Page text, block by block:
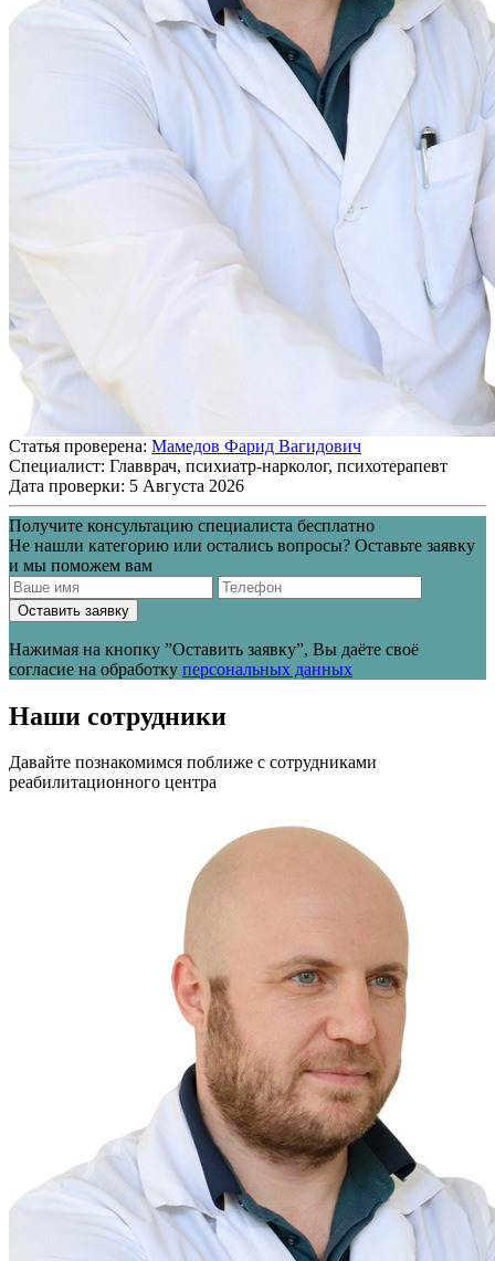
Статья проверена: Мамедов Фарид Вагидович
Специалист: Главврач, психиатр-нарколог, психотерапевт
Дата проверки: 5 Августа 2026
Получите консультацию специалиста бесплатно
Не нашли категорию или остались вопросы? Оставьте заявку
и мы поможем вам
Оставить заявку
Нажимая на кнопку ”Оставить заявку”, Вы даёте своё
согласие на обработку персональных данных
Наши сотрудники
Давайте познакомимся поближе с сотрудниками
реабилитационного центра